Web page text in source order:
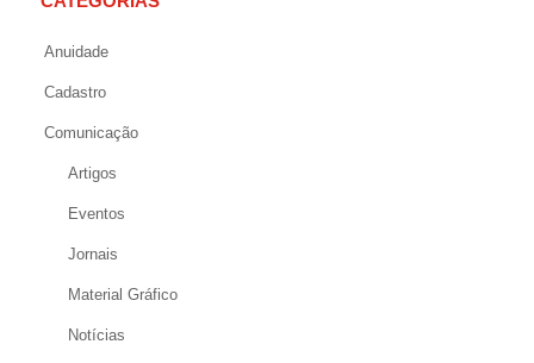
Anuidade
Cadastro
Comunicação
Artigos
Eventos
Jornais
Material Gráfico
Notícias